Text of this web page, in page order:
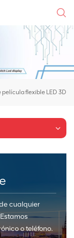
película flexible LED 3D
cualquier
o teléfono.